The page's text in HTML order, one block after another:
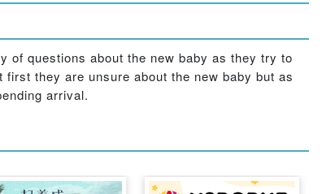
of questions about the new baby as they try to
they are unsure about the new baby but as
arrival.